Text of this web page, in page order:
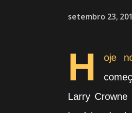
setembro 23,
H
oje
Larry